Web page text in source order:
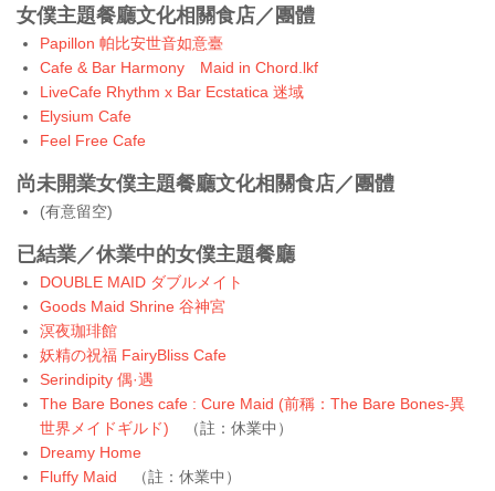
女僕主題餐廳文化相關食店／團體
Papillon 帕比安世音如意臺
Cafe & Bar Harmony Maid in Chord.lkf
LiveCafe Rhythm x Bar Ecstatica 迷域
Elysium Cafe
Feel Free Cafe
尚未開業女僕主題餐廳文化相關食店／團體
(有意留空)
已結業／休業中的女僕主題餐廳
DOUBLE MAID ダブルメイト
Goods Maid Shrine 谷神宮
溟夜珈琲館
妖精の祝福 FairyBliss Cafe
Serindipity 偶·遇
The Bare Bones cafe : Cure Maid (前稱：The Bare Bones-異
世界メイドギルド)
（註：休業中）
Dreamy Home
Fluffy Maid
（註：休業中）